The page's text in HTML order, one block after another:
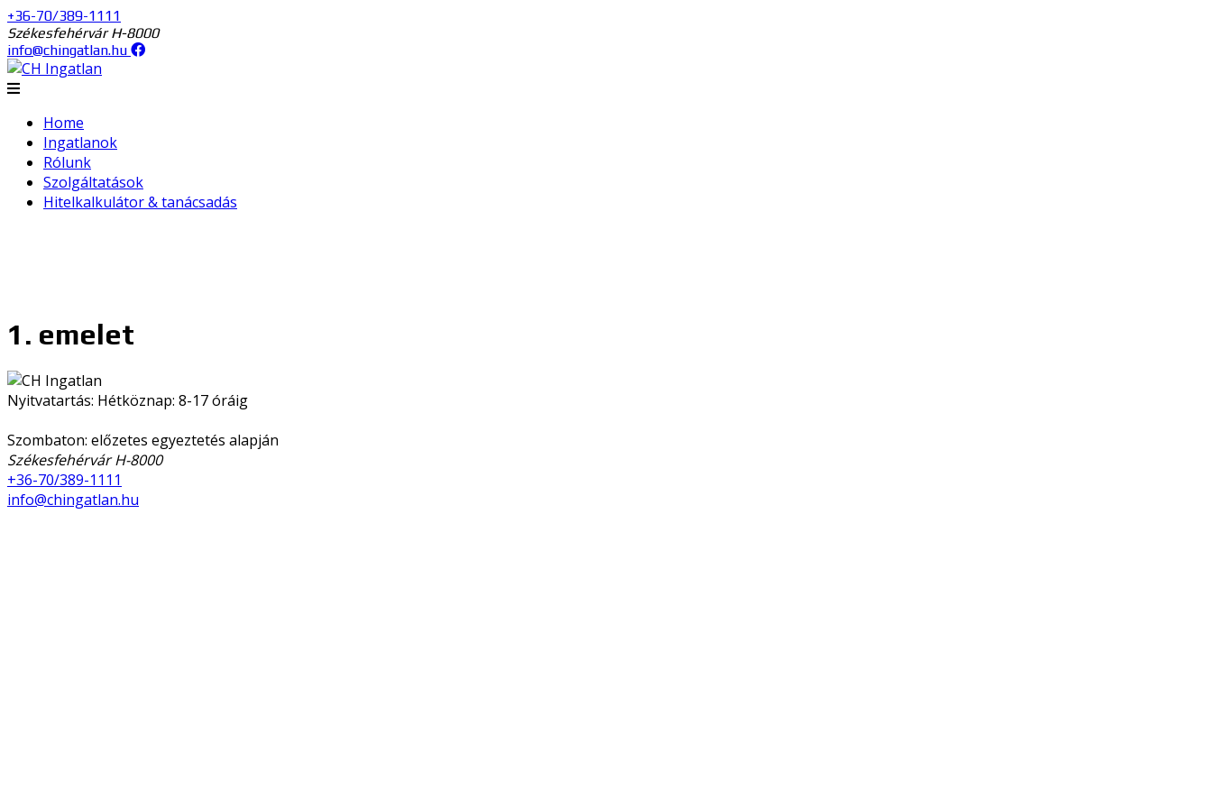
+36-70/389-1111
Székesfehérvár H-8000
info@chingatlan.hu
Home
Ingatlanok
Rólunk
Szolgáltatások
Hitelkalkulátor & tanácsadás
1. emelet
Nyitvatartás: Hétköznap: 8-17 óráig
Szombaton: előzetes egyeztetés alapján
Székesfehérvár H-8000
+36-70/389-1111
info@chingatlan.hu